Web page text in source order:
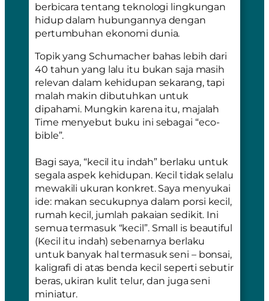
berbicara tentang teknologi lingkungan
hidup dalam hubungannya dengan
pertumbuhan ekonomi dunia.
Topik yang Schumacher bahas lebih dari
40 tahun yang lalu itu bukan saja masih
relevan dalam kehidupan sekarang, tapi
malah makin dibutuhkan untuk
dipahami. Mungkin karena itu, majalah
Time menyebut buku ini sebagai “eco-
bible”.
Bagi saya, “kecil itu indah” berlaku untuk
segala aspek kehidupan. Kecil tidak selalu
mewakili ukuran konkret. Saya menyukai
ide: makan secukupnya dalam porsi kecil,
rumah kecil, jumlah pakaian sedikit. Ini
semua termasuk “kecil”. Small is beautiful
(Kecil itu indah) sebenarnya berlaku
untuk banyak hal termasuk seni – bonsai,
kaligrafi di atas benda kecil seperti sebutir
beras, ukiran kulit telur, dan juga seni
miniatur.